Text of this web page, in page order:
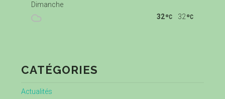
Dimanche
32
32
CATÉGORIES
Actualités